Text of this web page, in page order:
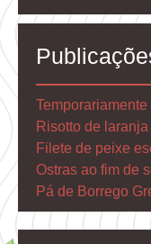
Risotto de
Filete de peixe
Ostras ao fim de
Pá de Borrego